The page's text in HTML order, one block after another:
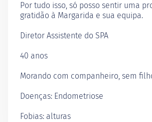
Por tudo isso, só posso sentir uma
gratidão à Margarida e sua equipa.
Diretor Assistente do SPA
40 anos
Morando com companheiro, sem
Doenças: Endometriose
Fobias: alturas